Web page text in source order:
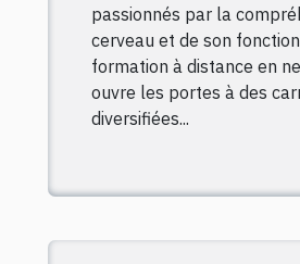
passionnés par la
cerveau et de son
formation à distance en
ouvre les portes à des
diversifiées...